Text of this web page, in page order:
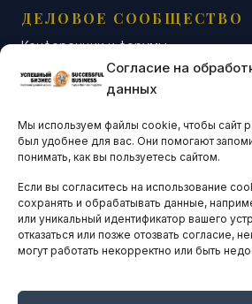
Согласие на
данных
Мы используем файлы cookie, чтобы сайт
был удобнее для вас. Они помогают
понимать, как вы пользуетесь сайтом.
Если вы согласитесь на использование
сохранять и обрабатывать данные,
или уникальный идентификатор вашего
отказаться или позже отозвать согласие,
могут работать некорректно или быть
ДЕЛОВОЕ СООБЩЕСТВО
Конференции и форумы
Бизнес-клубы и ассоциации
Остальные новости
АНАЛИТИКА И
ARTICLES IN ENGLISH
НАВИГАЦИЯ